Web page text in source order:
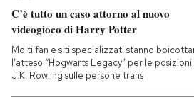
C’è tutto un caso attorno al nuovo
videogioco di Harry Potter
Molti fan e siti specializzati stanno
l’atteso “Hogwarts Legacy” per le posizioni
J.K. Rowling sulle persone trans